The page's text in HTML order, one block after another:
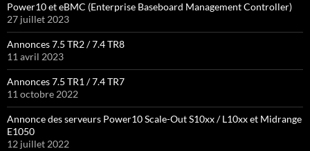
Power10 et eBMC (Enterprise Baseboard Management Controller)
27 juillet 2023
Annonces 7.5 TR2 / 7.4 TR8
11 avril 2023
Annonces 7.5 TR1 / 7.4 TR7
11 octobre 2022
Annonce des serveurs Power10 Scale-Out S10xx / L10xx et Midrange
E1050
12 juillet 2022